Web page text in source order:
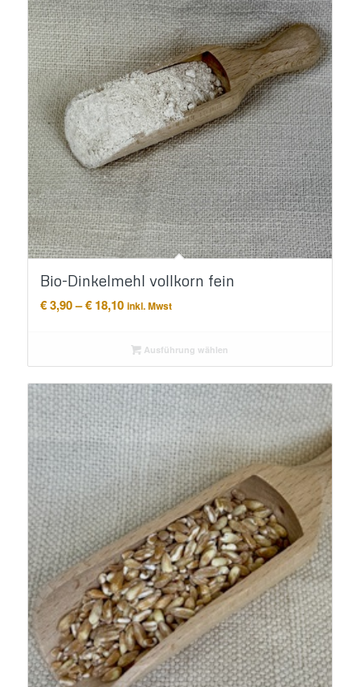
Bio-Dinkelmehl vollkorn fein
€3,90–€18,10Preisspanne:
€ 18,10
inkl. Mwst
Ausführung wählen